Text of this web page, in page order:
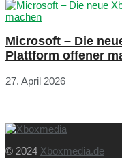
Microsoft – Die
Plattform offener
27. April 2026
© 2024 Xboxmedia.de